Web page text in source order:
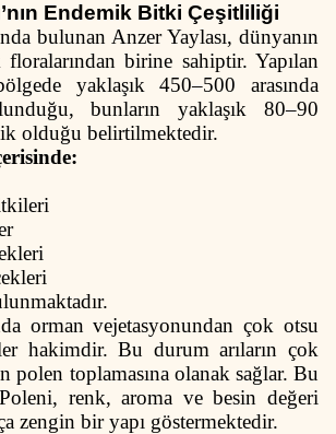
Endemik Bitki Çeşitliliği
bulunan Anzer Yaylası, dünyanın
birine sahiptir. Yapılan
yaklaşık 450–500 arasında
bunların yaklaşık 80–90
olduğu belirtilmektedir.
orman vejetasyonundan çok otsu
hakimdir. Bu durum arıların çok
polen toplamasına olanak sağlar. Bu
renk, aroma ve besin değeri
zengin bir yapı göstermektedir.